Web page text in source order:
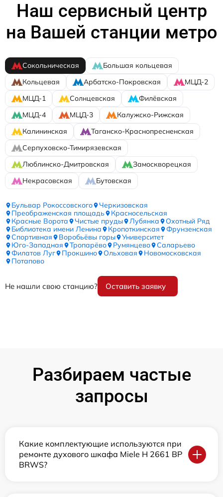
Наш сервисный центр
на Вашей станции метро
Сокольническая
Большая кольцевая
Кольцевая
Арбатско-Покровская
МЦД-2
МЦД-1
Солнцевская
Филёвская
МЦД-4
МЦД-3
Калужско-Рижская
Калининская
Таганско-Краснопресненская
Серпуховско-Тимирязевская
Люблинско-Дмитровская
Замоскворецкая
Некрасовская
Бутовская
Бульвар Рокоссовского
Черкизовская
Преображенская площадь
Красносельская
Красные Ворота
Чистые пруды Лубянка
Охотный Ряд
Библиотека имени Ленина
Кропоткинская
Фрунзенская
Спортивная
Воробьёвы горы
Университет
Юго-Западная
Тропарёво Румянцево
Саларьево
Филатов Луг
Прокшино Ольховая
Новомосковская
Потапово
Не нашли свою станцию? Оставить заявку
Разбираем частые
запросы
Какие комплектующие используются при
ремонте духового шкафа Miele H 2661 BP
BRWS?